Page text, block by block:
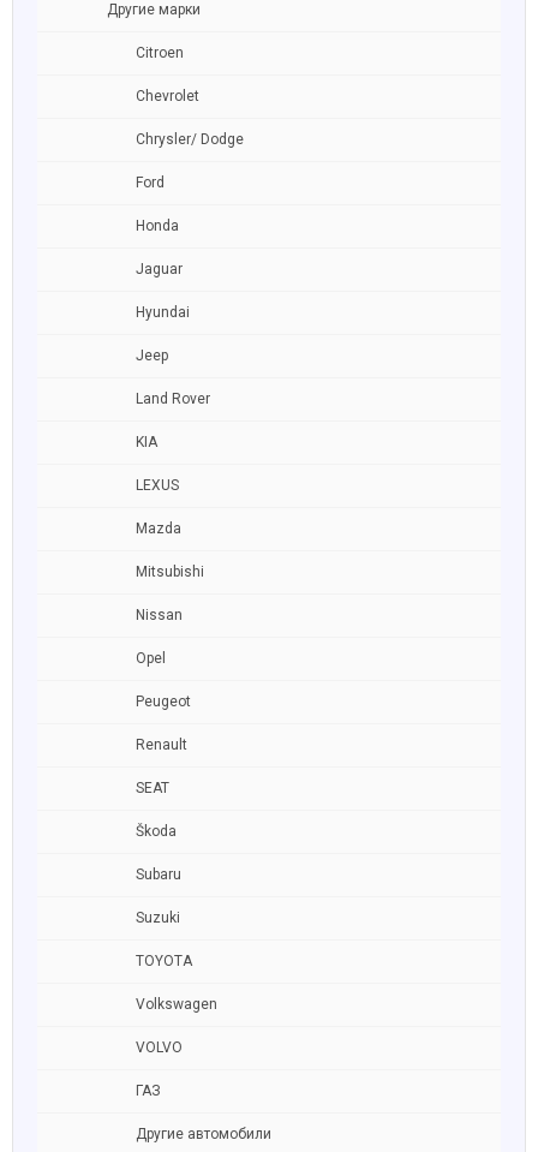
Другие марки
Citroen
Chevrolet
Chrysler/ Dodge
Ford
Honda
Jaguar
Hyundai
Jeep
Land Rover
KIA
LEXUS
Mazda
Mitsubishi
Nissan
Opel
Peugeot
Renault
SEAT
Škoda
Subaru
Suzuki
TOYOTA
Volkswagen
VOLVO
ГАЗ
Другие автомобили